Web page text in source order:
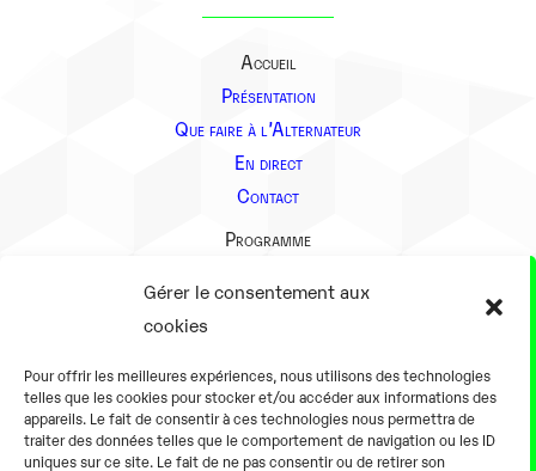
Gérer le consentement aux
cookies
Pour offrir les meilleures expériences, nous utilisons des technologies
telles que les cookies pour stocker et/ou accéder aux informations des
appareils. Le fait de consentir à ces technologies nous permettra de
traiter des données telles que le comportement de navigation ou les ID
uniques sur ce site. Le fait de ne pas consentir ou de retirer son
Accueil
Présentation
Que faire à l’Alternateur
En direct
Contact
Programme
Présentation
En pratique
Tarifs et horaires
Salles